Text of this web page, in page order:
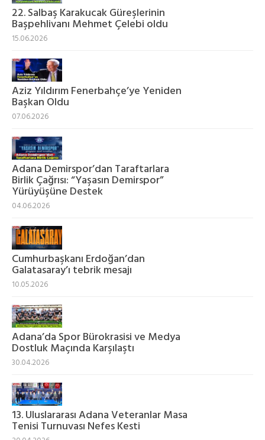
22. Salbaş Karakucak Güreşlerinin
Başpehlivanı Mehmet Çelebi oldu
15.06.2026
Aziz Yıldırım Fenerbahçe’ye Yeniden
Başkan Oldu
07.06.2026
Adana Demirspor’dan Taraftarlara
Birlik Çağrısı: “Yaşasın Demirspor”
Yürüyüşüne Destek
04.06.2026
Cumhurbaşkanı Erdoğan’dan
Galatasaray’ı tebrik mesajı
10.05.2026
Adana’da Spor Bürokrasisi ve Medya
Dostluk Maçında Karşılaştı
30.04.2026
13. Uluslararası Adana Veteranlar Masa
Tenisi Turnuvası Nefes Kesti